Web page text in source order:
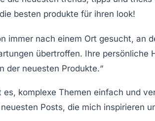
immer nach einem Ort gesucht, an
übertroffen. Ihre
der neuesten Produkte.“
es, komplexe Themen einfach und
Posts, die mich inspirieren